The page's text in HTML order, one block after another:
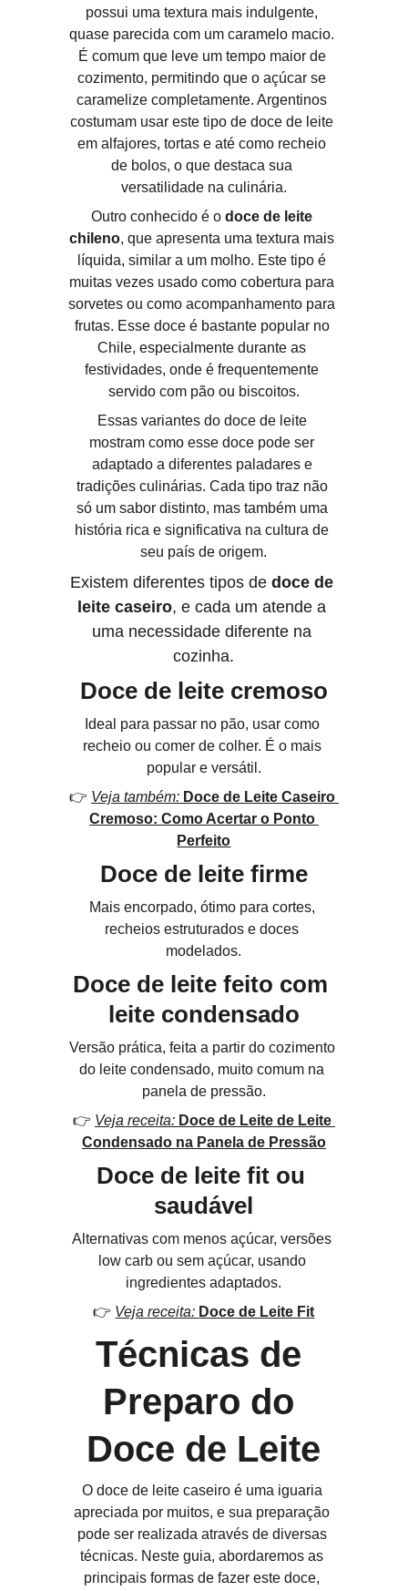
possui uma textura mais indulgente,
quase parecida com um caramelo macio.
É comum que leve um tempo maior de
cozimento, permitindo que o açúcar se
caramelize completamente. Argentinos
costumam usar este tipo de doce de leite
em alfajores, tortas e até como recheio
de bolos, o que destaca sua
versatilidade na culinária.
Outro conhecido é o doce de leite
chileno, que apresenta uma textura mais
líquida, similar a um molho. Este tipo é
muitas vezes usado como cobertura para
sorvetes ou como acompanhamento para
frutas. Esse doce é bastante popular no
Chile, especialmente durante as
festividades, onde é frequentemente
servido com pão ou biscoitos.
Essas variantes do doce de leite
mostram como esse doce pode ser
adaptado a diferentes paladares e
tradições culinárias. Cada tipo traz não
só um sabor distinto, mas também uma
história rica e significativa na cultura de
seu país de origem.
Existem diferentes tipos de doce de
leite caseiro, e cada um atende a
uma necessidade diferente na
cozinha.
Doce de leite cremoso
Ideal para passar no pão, usar como
recheio ou comer de colher. É o mais
popular e versátil.
👉 Veja também: Doce de Leite Caseiro
Cremoso: Como Acertar o Ponto
Perfeito
Doce de leite firme
Mais encorpado, ótimo para cortes,
recheios estruturados e doces
modelados.
Doce de leite feito com
leite condensado
Versão prática, feita a partir do cozimento
do leite condensado, muito comum na
panela de pressão.
👉 Veja receita: Doce de Leite de Leite
Condensado na Panela de Pressão
Doce de leite fit ou
saudável
Alternativas com menos açúcar, versões
low carb ou sem açúcar, usando
ingredientes adaptados.
👉 Veja receita: Doce de Leite Fit
Técnicas de
Preparo do
Doce de Leite
O doce de leite caseiro é uma iguaria
apreciada por muitos, e sua preparação
pode ser realizada através de diversas
técnicas. Neste guia, abordaremos as
principais formas de fazer este doce,